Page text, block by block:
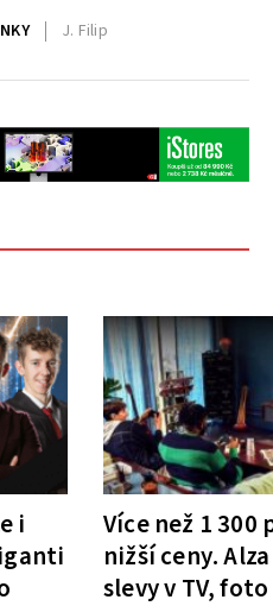
J. Filip
i
Více než 1
nižší ceny.
slevy v TV,